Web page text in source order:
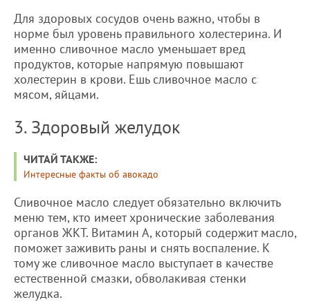
Для здоровых сосудов очень важно, чтобы в
норме был уровень правильного холестерина. И
именно сливочное масло уменьшает вред
продуктов, которые напрямую повышают
холестерин в крови. Ешь сливочное масло с
мясом, яйцами.
3. Здоровый желудок
ЧИТАЙ ТАКЖЕ:
Интересные факты об авокадо
Сливочное масло следует обязательно включить
меню тем, кто имеет хронические заболевания
органов ЖКТ. Витамин А, который содержит масло,
поможет заживить раны и снять воспаление. К
тому же сливочное масло выступает в качестве
естественной смазки, обволакивая стенки
желудка.